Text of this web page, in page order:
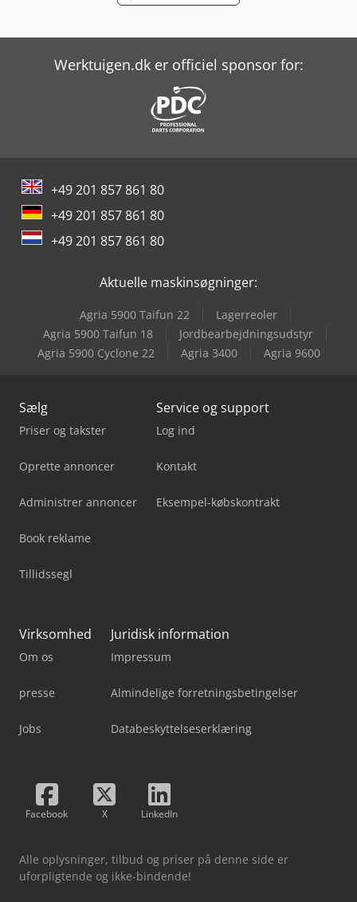
Scherer Feinbau Vdz 220 / Ds
Werktuigen.dk er officiel sponsor for:
+49 201 857 861 80
+49 201 857 861 80
+49 201 857 861 80
Aktuelle maskinsøgninger:
Agria 5900 Taifun 22
Lagerreoler
Agria 5900 Taifun 18
Jordbearbejdningsudstyr
Agria 5900 Cyclone 22
Agria 3400 Agria 9600
Sælg
Priser og takster
Oprette annoncer
Administrer annoncer
Book reklame
Tillidssegl
Service og support
Log ind
Kontakt
Eksempel-købskontrakt
Virksomhed
Om os
presse
Jobs
Juridisk information
Impressum
Almindelige forretningsbetingelser
Databeskyttelseserklæring
Facebook X LinkedIn
Alle oplysninger, tilbud og priser på denne side er
uforpligtende og ikke-bindende!